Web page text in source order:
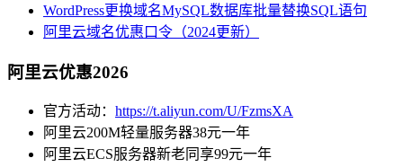
WordPress更换域名MySQL数据库批量替换SQL语句
阿里云域名优惠口令（2024更新）
阿里云优惠2026
官方活动： https://t.aliyun.com/U/FzmsXA
阿里云200M轻量服务器38元一年
阿里云ECS服务器新老同享99元一年